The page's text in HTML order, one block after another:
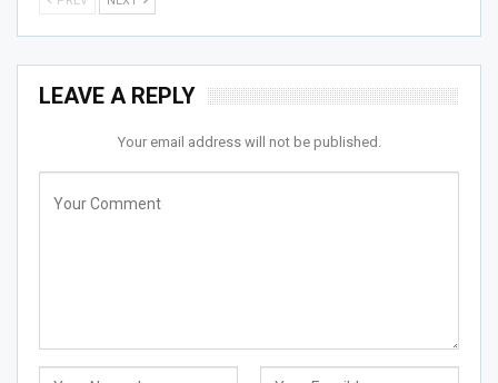
LEAVE A REPLY
Your email address will not be published.